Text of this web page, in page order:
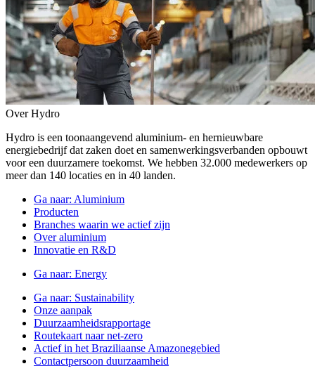
Over Hydro
Hydro is een toonaangevend aluminium- en hernieuwbare
energiebedrijf dat zaken doet en samenwerkingsverbanden opbouwt
voor een duurzamere toekomst. We hebben 32.000 medewerkers op
meer dan 140 locaties en in 40 landen.
Ga naar: Aluminium
Producten
Branches waarin we actief zijn
Over aluminium
Innovatie en R&D
Ga naar: Energy
Ga naar: Sustainability
Onze aanpak
Duurzaamheidsrapportage
Routekaart naar net-zero
Actief in het Braziliaanse Amazonegebied
Contactpersoon duurzaamheid